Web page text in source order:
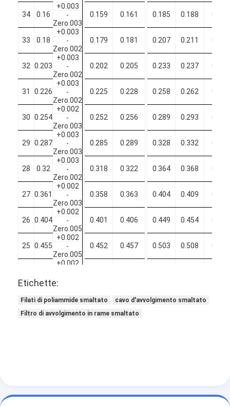
34 0.16
+0.003
0.159
0.161 0.185 0.188 0.191
-
Zero.003
33 0.18
+0.003
0.179
0.181 0.207 0.211 0.215
-
Zero.002
32 0.203
+0.003
0.202
0.205 0.233 0.237 0.241
-
Zero.002
31 0.226
+0.003
0.225
0.228 0.258 0.262 0.266
-
Zero.002
30 0.254
+0.002
0.252
0.256 0.289 0.293 0.297
-
Zero.003
29 0.287
+0.003
0.285
0.289 0.328 0.332 0.336
-
Zero.003
28 0.32
+0.003
0.318
0.322 0.364 0.368 0.372
-
Zero.002
27 0.361
+0.002
0.358
0.363 0.404 0.409 0.414
-
Zero.003
26 0.404
+0.002
0.401
0.406 0.449 0.454 0.459
-
Zero.005
25 0.455
+0.002
0.452
0.457 0.503 0.508 0.513
-
Zero.005
+0.002
Zero.006
23 0.574
+0.003
0.570
0.576 0.627 0.632
-
+0.002
0.991
Etichette:
Filati di poliammide smaltato
cavo d'avvolgimento smaltato
Filtro di avvolgimento in rame smaltato